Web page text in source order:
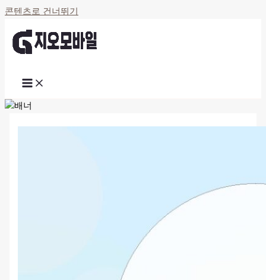
콘텐츠로 건너뛰기